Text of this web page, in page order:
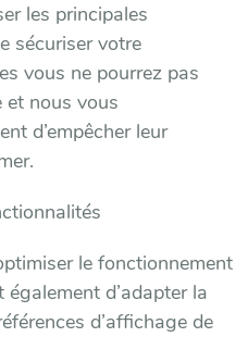
les principales
sécuriser votre
vous ne pourrez pas
et nous vous
d’empêcher leur
le fonctionnement
d’adapter la
d’affichage de